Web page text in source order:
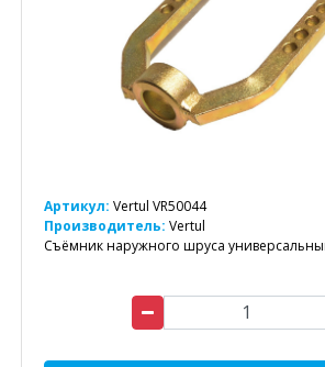
Артикул: Vertul VR50044
Производитель: Vertul
Съёмник наружного шруса